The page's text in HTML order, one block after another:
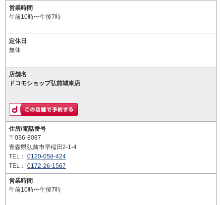
営業時間
午前10時〜午後7時
定休日
無休
店舗名
ドコモショップ弘前城東店
住所/電話番号
〒036-8087
青森県弘前市早稲田2-1-4
TEL： 0120-058-424
TEL： 0172-26-1567
営業時間
午前10時〜午後7時